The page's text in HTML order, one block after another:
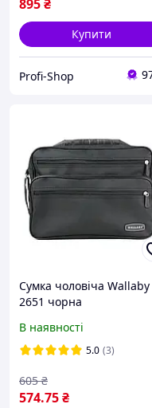
895₴
Купити
Profi-Shop
Сумка чоловіча Wallaby
2651 чорна
В наявності
5.0 (3)
574.75₴
605 ₴